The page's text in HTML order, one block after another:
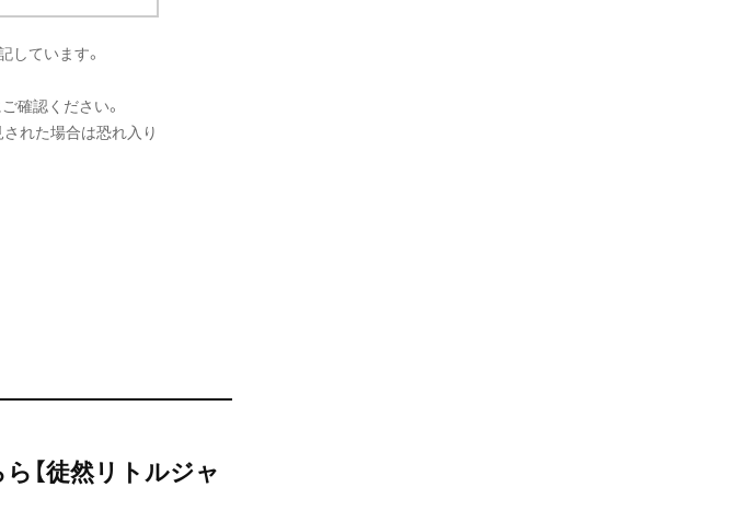
しています。
確認ください。
れた場合は恐れ入り
【徒然リトルジャ